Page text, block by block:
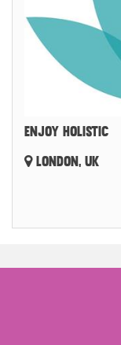
ENJOY HOLISTIC
LONDON, UK